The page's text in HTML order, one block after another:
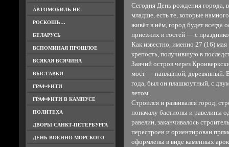
АВТОМОБИЛЬ НЕ
РОСКОШЬ…
БЕЛАРУСЬ
ВСПОМИНАЯ ПРОШЛОЕ
ВСЯКАЯ ВСЯЧИНА
ВЫСТАВКИ
ГРАФФИТИ
ГРАФФИТИ В КАМПУСЕ
ПОЛИТЕХА
ДВОРЫ САНКТ-ПЕТЕРБУРГА
ДЕНЬ ВОЕННО-МОРСКОГО
Сегодня День рождения города,
младше, есть те, которые
живёт в нём, город будет всегда
приезжих и гостей — с
Как известно, именно 27 (16)
крепость, получившую в
Заячий остров через
мост — наплавной, деревянный.
года, был он плашкоутный, с
летом.
Строился и развивался город,
поначалу бастионы и равелины
равелин, заканчивалось
перестроен и ориентирован
оформлены в виде каменных